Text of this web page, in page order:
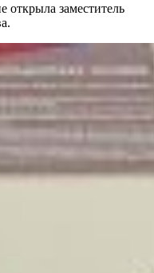
открыла заместитель